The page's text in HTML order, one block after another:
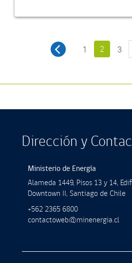
1 2 3
Dirección y
Ministerio de Energía
Alameda 1449, Pisos 13 y 14,
Downtown II, Santiago de Chile
+562 2365 6800
contactoweb@minenergia.cl